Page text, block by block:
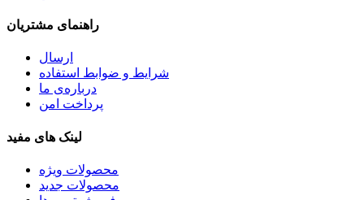
راهنمای مشتریان
ارسال
شرایط و ضوابط استفاده
درباره‌ی ما
پرداخت امن
لینک های مفید
محصولات ویژه
محصولات جدید